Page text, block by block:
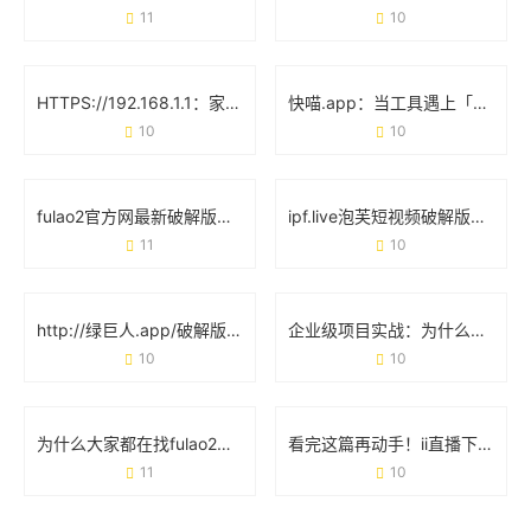
11 10
HTTPS://192.168.1.1：家庭网络的“控制台”与使用避坑指南
10
快喵.app：当工具遇上「无感化」体验会发生什么？
10
fulao2官方网最新破解版：实测体验与用户真实反馈
11
ipf.live泡芙短视频破解版下载安装：这些细节你可能还不知道
10
http://绿巨人.app/破解版：用户明知风险却不愿放弃的真相
10
企业级项目实战：为什么选择JSP成品网站能省下60%开发时间？
10
为什么大家都在找fulao2最新破解版？这些细节你可能没注意到
11
看完这篇再动手！ii直播下载app安装必知的6个细节
10